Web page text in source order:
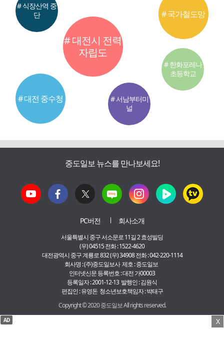
# 대전시 전력
자립도
# 대전 중수청
# 국가철도망
# 식장산역 중
단
# 서남부터미
널
# 한화포레나
초등학교
중도일보 뉴스를 만나보세요!
PC버전 회사소개
서울특별시 중구 서소문로 11길 2 효성빌딩
(우) 04515 전화 : 1522-4620
대전광역시 중구 계룡로 832 (우) 34908 전화 : 042-220-1114
회사명 : (주)중도일보사 제호 : 중도일보
인터넷신문 등록번호 : 대전 가00003
등록일자 : 2001-12-13 발행인 : 김원식
편집인 : 유영돈 청소년보호책임자 : 박태구
Copyright © 2020 중도일보 All rights reserved.
X
AD